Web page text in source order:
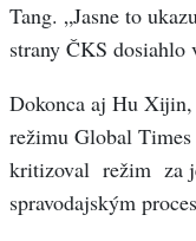
Tang. „Jasne to
strany ČKS dosiahlo
Dokonca aj Hu Xijin,
režimu Global
kritizoval režim za
spravodajským